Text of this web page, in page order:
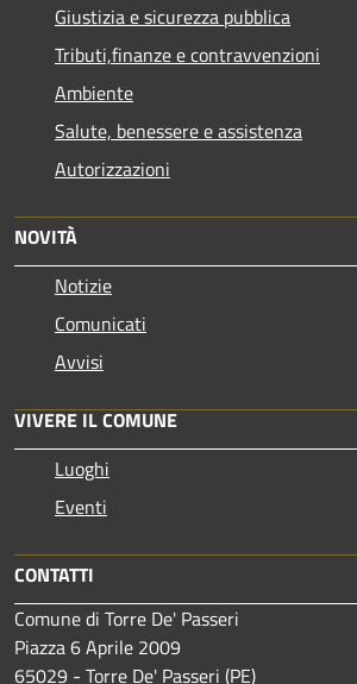
Giustizia e sicurezza pubblica
Tributi,finanze e contravvenzioni
Ambiente
Salute, benessere e assistenza
Autorizzazioni
NOVITÀ
Notizie
Comunicati
Avvisi
VIVERE IL COMUNE
Luoghi
Eventi
CONTATTI
Comune di Torre De' Passeri
Piazza 6 Aprile 2009
65029 - Torre De' Passeri (PE)